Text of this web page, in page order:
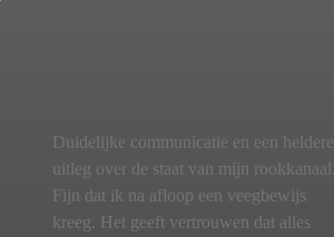
Duidelijke communicatie en een heldere
uitleg over de staat van mijn rookkanaal.
Fijn dat ik na afloop een veegbewijs
kreeg. Het geeft vertrouwen dat alles